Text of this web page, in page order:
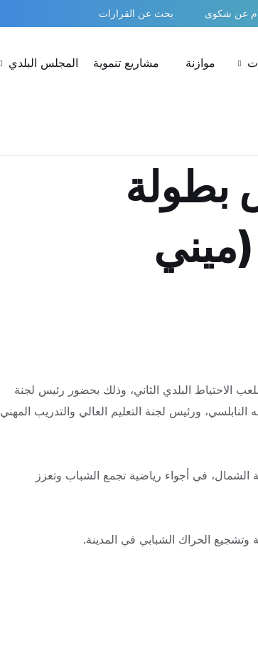
عن شكوى بحث عن القرارات
موازنة مشاريع تنموية المجلس البلدي
بطولة
(ميني
الاحتياط البلدي الثاني، وذلك بحضور رئيس لجنة
النابلسي، ورئيس لجنة التعليم العالي والتدريب المهني
مناطق محافظة الشمال، في أجواء رياضية تجمع الشباب وتعزز
وتشجيع الحراك الشبابي في المدينة.